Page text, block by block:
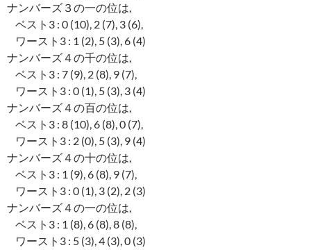
ナンバーズ３の一の位は,
ベスト3 : 0 (10), 2 (7), 3 (6),
ワースト3 : 1 (2), 5 (3), 6 (4)
ナンバーズ４の千の位は,
ベスト3 : 7 (9), 2 (8), 9 (7),
ワースト3 : 0 (1), 5 (3), 3 (4)
ナンバーズ４の百の位は,
ベスト3 : 8 (10), 6 (8), 0 (7),
ワースト3 : 2 (0), 5 (3), 9 (4)
ナンバーズ４の十の位は,
ベスト3 : 1 (9), 6 (8), 9 (7),
ワースト3 : 0 (1), 3 (2), 2 (3)
ナンバーズ４の一の位は,
ベスト3 : 1 (8), 6 (8), 8 (8),
ワースト3 : 5 (3), 4 (3), 0 (3)